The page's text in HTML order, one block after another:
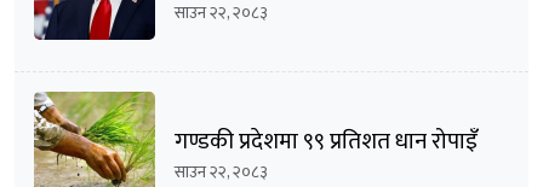
साउन २२, २०८३
गण्डकी प्रदेशमा ९९ प्रतिशत धान रोपाइँ
साउन २२, २०८३